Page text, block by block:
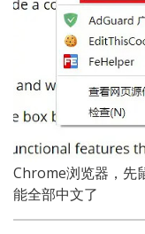
Chrome浏览器，先
能全部中文了